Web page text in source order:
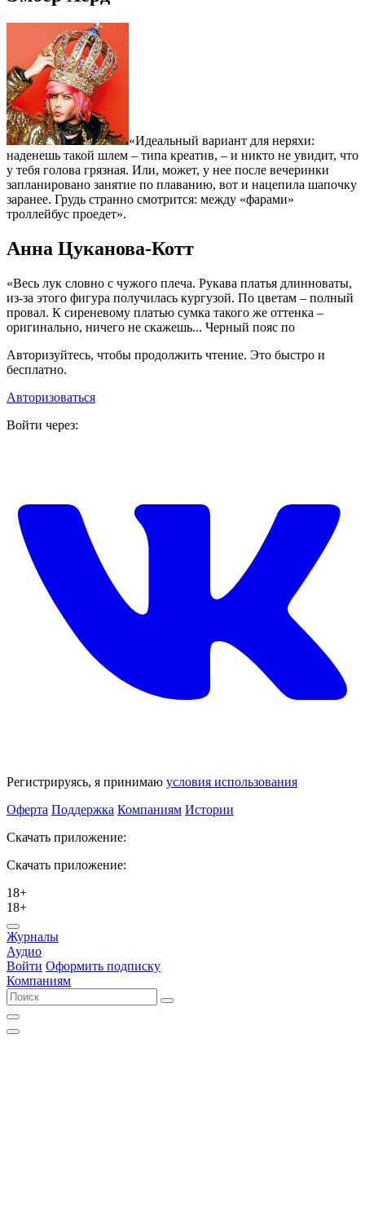
«Идеальный вариант для неряхи:
наденешь такой шлем – типа креатив, – и никто не увидит, что
у тебя голова грязная. Или, может, у нее после вечеринки
запланировано занятие по плаванию, вот и нацепила шапочку
заранее. Грудь странно смотрится: между «фарами»
троллейбус проедет».
Анна Цуканова-Котт
«Весь лук словно с чужого плеча. Рукава платья длинноваты,
из-за этого фигура получилась кургузой. По цветам – полный
провал. К сиреневому платью сумка такого же оттенка –
оригинально, ничего не скажешь... Черный пояс по
Авторизуйтесь, чтобы продолжить чтение. Это быстро и
бесплатно.
Авторизоваться
Войти через:
Регистрируясь, я принимаю условия использования
Оферта Поддержка Компаниям Истории
Скачать приложение:
Скачать приложение:
18+
18+
Журналы
Аудио
Войти Оформить подписку
Компаниям